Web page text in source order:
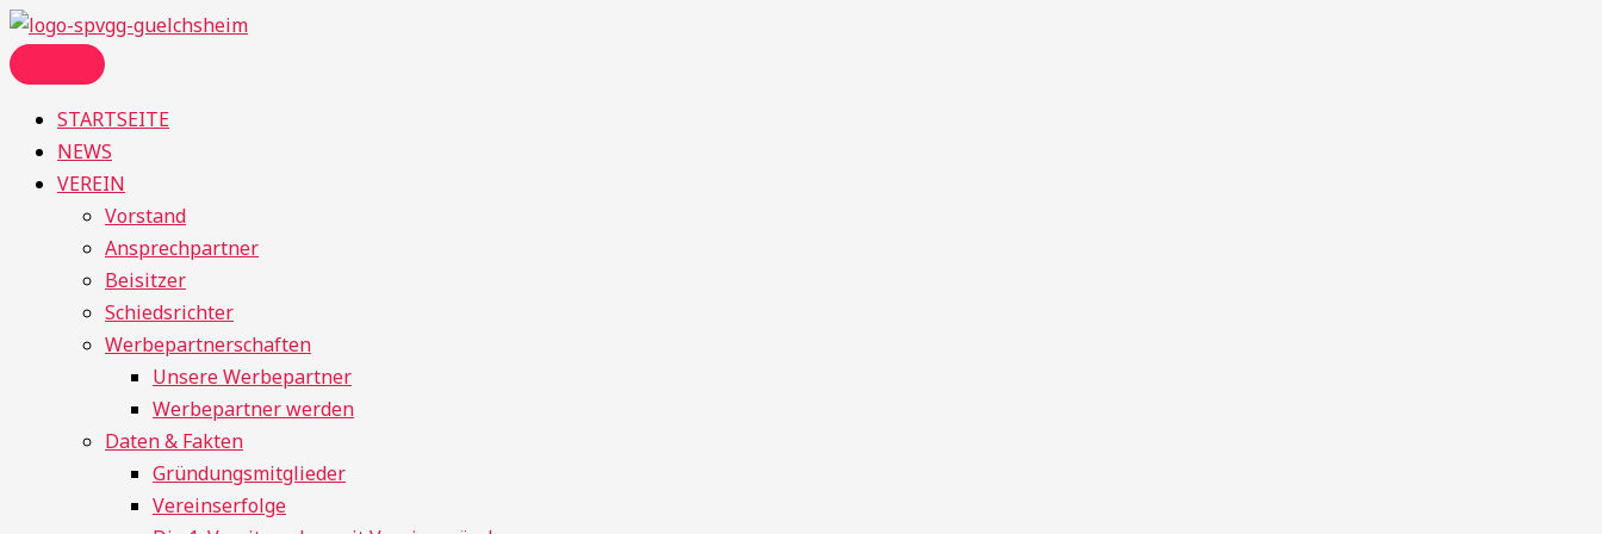
Zum
Inhalt
springen
STARTSEITE
NEWS
VEREIN
Vorstand
Ansprechpartner
Beisitzer
Schiedsrichter
Werbepartnerschaften
Unsere Werbepartner
Werbepartner werden
Daten & Fakten
Gründungsmitglieder
Vereinserfolge
Suchen
nach:
Menü